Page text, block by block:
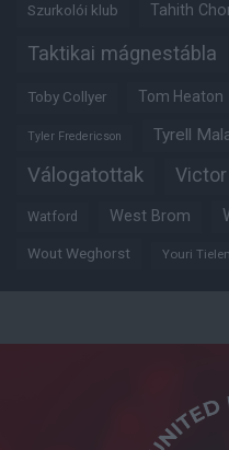
Szurkolói klub Tahith
Taktikai mágnestábla
Toby Collyer Tom Heaton
Tyler Fredericson Tyrell
Válogatottak
Watford West Brom
Wout Weghorst Youri